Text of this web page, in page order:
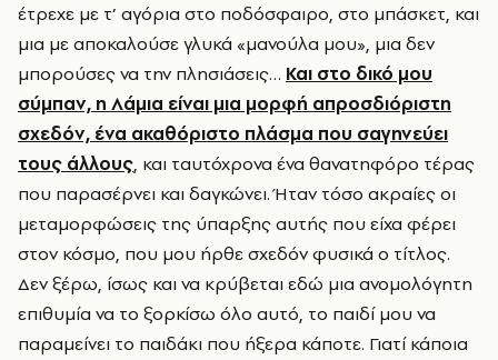
έτρεχε με τ’ αγόρια στο ποδόσφαιρο, στο μπάσκετ, και
μια με αποκαλούσε γλυκά «μανούλα μου», μια δεν
μπορούσες να την πλησιάσεις… Και στο δικό μου
σύμπαν, η Λάμια είναι μια μορφή απροσδιόριστη
σχεδόν, ένα ακαθόριστο πλάσμα που σαγηνεύει
τους άλλους, και ταυτόχρονα ένα θανατηφόρο τέρας
που παρασέρνει και δαγκώνει. Ήταν τόσο ακραίες οι
μεταμορφώσεις της ύπαρξης αυτής που είχα φέρει
στον κόσμο, που μου ήρθε σχεδόν φυσικά ο τίτλος.
Δεν ξέρω, ίσως και να κρύβεται εδώ μια ανομολόγητη
επιθυμία να το ξορκίσω όλο αυτό, το παιδί μου να
παραμείνει το παιδάκι που ήξερα κάποτε. Γιατί κάποια